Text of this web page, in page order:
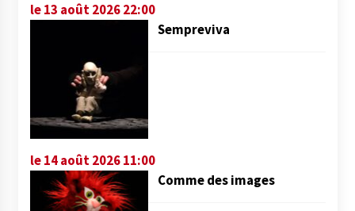
le 13 août 2026 22:00
Sempreviva
le 14 août 2026 11:00
Comme des images